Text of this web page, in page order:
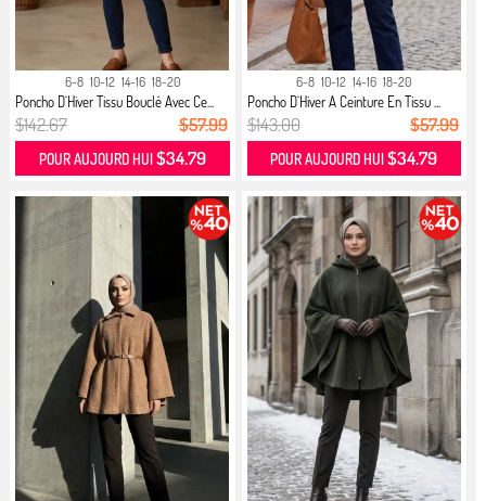
6-8 10-12 14-16 18-20
Poncho D`Hiver Tissu Bouclé Avec Ce...
$142.67 $57.99
POUR AUJOURD HUI $34.79
6-8 10-12 14-16 18-20
Poncho D`Hiver A Ceinture En Tissu ...
$143.00 $57.99
POUR AUJOURD HUI$34.79